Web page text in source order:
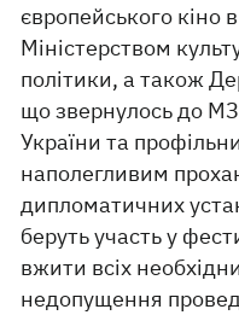
європейського кіно
Міністерством
політики, а також
що звернулось до
України та
наполегливим
дипломатичних
беруть участь у
вжити всіх
недопущення